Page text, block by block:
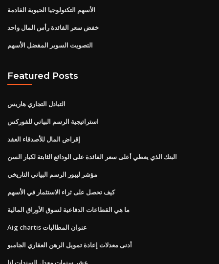
الأسهم التكنولوجيا الحيوية القادمة
خفض سعر الفائدة رأس المال واحد
التصويت السوبر المفضل الأسهم
Featured Posts
التبادل التجاري هاريس
استراتيجية الرسم البياني للفوركس
إقراض المال للأصدقاء العقد
البنك الذي يعطي أعلى سعر الفائدة على الودائع الثابتة لكبار السن
مؤشر ليبور الرسم البياني التاريخي
كيف تحصل على ثراء الاستثمار في الأسهم
ما هي القطاعات الدفاعية لسوق الأوراق المالية
Aig chartis عنوان المطالبات
أدنى معدلات إعادة تمويل الرهن العقاري الجامبو